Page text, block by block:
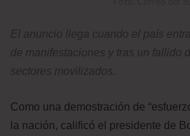
El anuncio llega cuando el país
de manifestaciones y tras un fallido
sectores movilizados.
Como una demostración de
la nación, calificó el presidente de